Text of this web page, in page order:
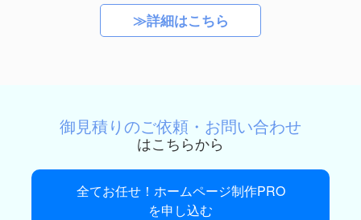
≫詳細はこちら
御見積りのご依頼・お問い合わせ
はこちらから
全てお任せ！ホームページ制作PRO
を申し込む